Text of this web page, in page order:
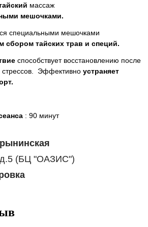
массаж
мешочками.
специальными мешочками
сбором тайских трав и специй.
способствует восстановлению после
стрессов. Эффективно устраняет
: 90 минут
д.5 (БЦ "ОАЗИС")